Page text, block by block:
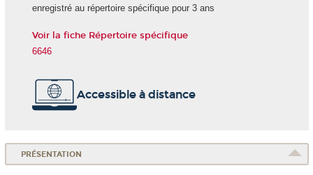
enregistré au répertoire spécifique pour 3 ans
Voir la fiche Répertoire spécifique
6646
Accessible à distance
PRÉSENTATION